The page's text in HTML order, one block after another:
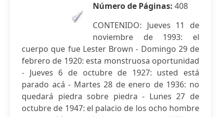
Número de Páginas: 408
CONTENIDO: Jueves 11 de
noviembre de 1993: el
cuerpo que fue Lester Brown - Domingo 29 de
febrero de 1920: esta monstruosa oportunidad
- Jueves 6 de octubre de 1927: usted está
parado acá - Martes 28 de enero de 1936: no
quedará piedra sobre piedra - Lunes 27 de
octubre de 1947: el palacio de los ocho hombre